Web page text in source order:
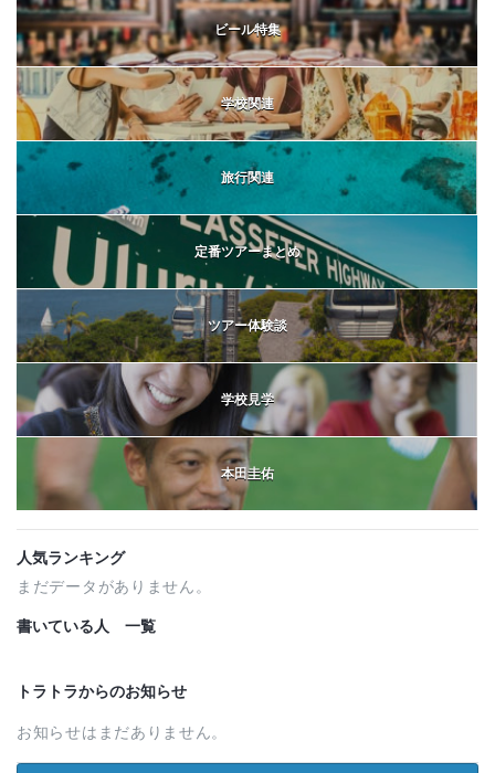
ビール特集
学校関連
旅行関連
定番ツアーまとめ
ツアー体験談
学校見学
本田圭佑
人気ランキング
まだデータがありません。
書いている人 一覧
トラトラからのお知らせ
お知らせはまだありません。